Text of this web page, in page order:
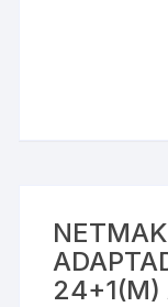
24+1(M)